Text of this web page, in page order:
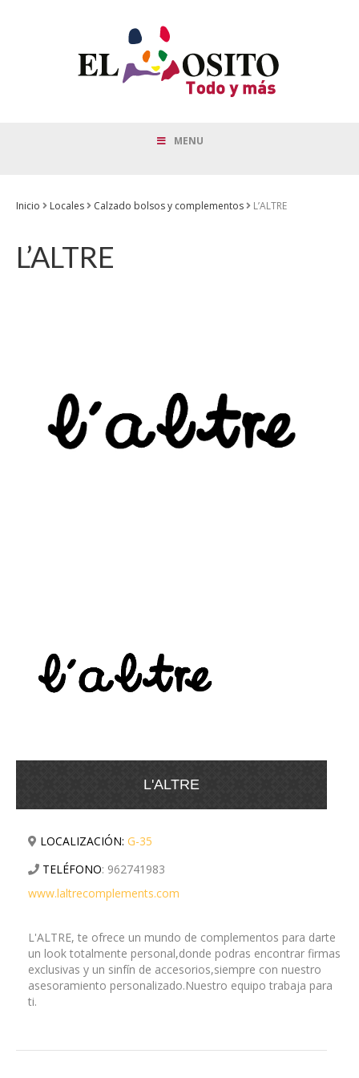
MENU
Inicio Locales Calzado bolsos y complementos L’ALTRE
L’ALTRE
L'ALTRE
LOCALIZACIÓN: G-35
TELÉFONO: 962741983
www.laltrecomplements.com
L'ALTRE, te ofrece un mundo de complementos para darte
un look totalmente personal,donde podras encontrar firmas
exclusivas y un sinfín de accesorios,siempre con nuestro
asesoramiento personalizado.Nuestro equipo trabaja para
ti.